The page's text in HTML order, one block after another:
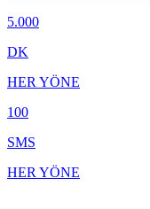
5.000
DK
HER YÖNE
100
SMS
HER YÖNE